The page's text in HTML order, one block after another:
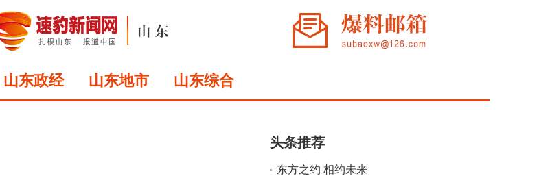
山东政经 山东地市 山东综合
头条推荐
东方之约 相约未来